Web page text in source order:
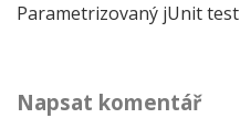
Navigace
příspěvek
Parametrizovaný jUnit test
Napsat komentář